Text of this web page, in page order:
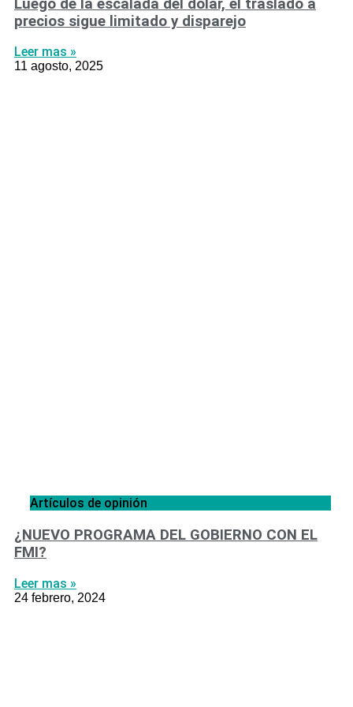
Luego de la escalada del dólar, el traslado a
precios sigue limitado y disparejo
Leer mas »
11 agosto, 2025
Artículos de opinión
¿NUEVO PROGRAMA DEL GOBIERNO CON EL
FMI?
Leer mas »
24 febrero, 2024